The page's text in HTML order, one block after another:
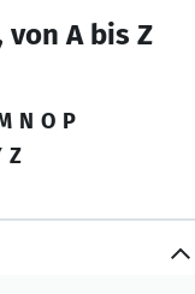
von A bis Z
N O P
Z